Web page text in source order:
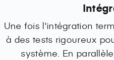
Une fois l'intégration
à des tests rigoureux
système. En